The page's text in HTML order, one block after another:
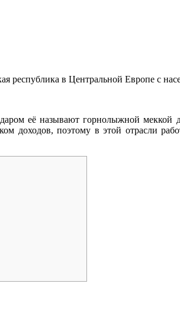
республика в Центральной Европе с
её называют горнолыжной
доходов, поэтому в этой отрасли